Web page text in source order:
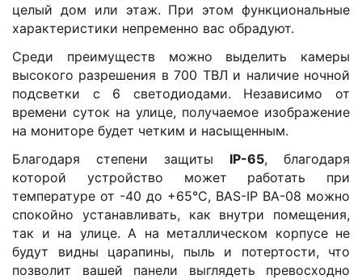
целый дом или этаж. При этом функциональные
характеристики непременно вас обрадуют.
Среди преимуществ можно выделить камеры
высокого разрешения в 700 ТВЛ и наличие ночной
подсветки с 6 светодиодами. Независимо от
времени суток на улице, получаемое изображение
на мониторе будет четким и насыщенным.
Благодаря степени защиты IP-65, благодаря
которой устройство может работать при
температуре от -40 до +65°С, BAS-IP BA-08 можно
спокойно устанавливать, как внутри помещения,
так и на улице. А на металлическом корпусе не
будут видны царапины, пыль и потертости, что
позволит вашей панели выглядеть превосходно